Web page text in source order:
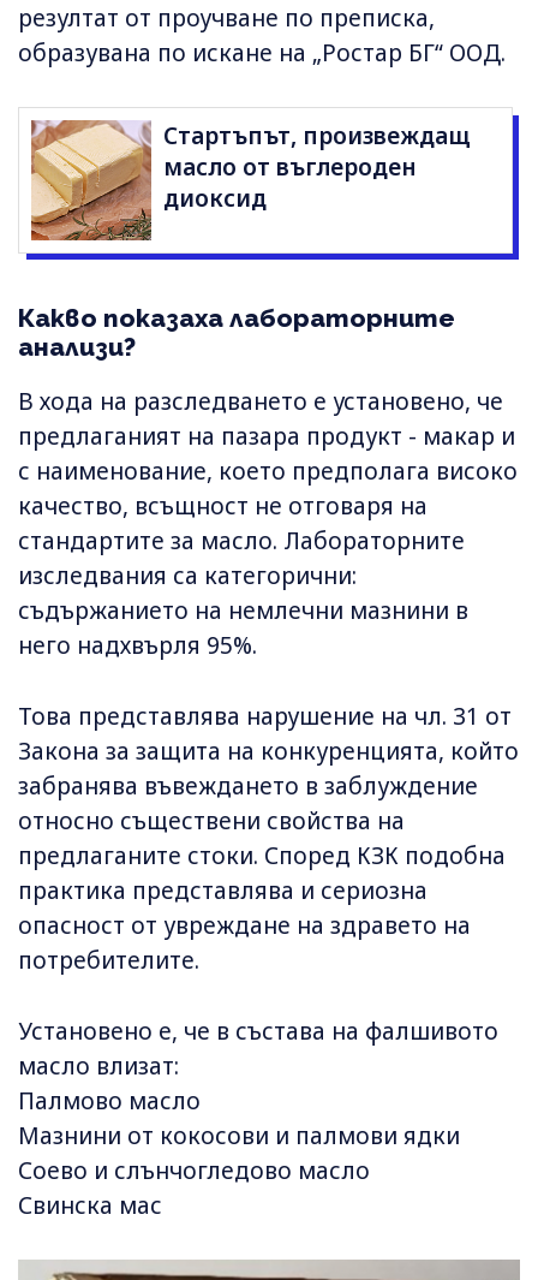
резултат от проучване по преписка,
образувана по искане на „Ростар БГ“ ООД.
Стартъпът, произвеждащ
масло от въглероден
диоксид
Какво показаха лабораторните
анализи?
В хода на разследването е установено, че
предлаганият на пазара продукт - макар и
с наименование, което предполага високо
качество, всъщност не отговаря на
стандартите за масло. Лабораторните
изследвания са категорични:
съдържанието на немлечни мазнини в
него надхвърля 95%.
Това представлява нарушение на чл. 31 от
Закона за защита на конкуренцията, който
забранява въвеждането в заблуждение
относно съществени свойства на
предлаганите стоки. Според КЗК подобна
практика представлява и сериозна
опасност от увреждане на здравето на
потребителите.
Установено е, че в състава на фалшивото
масло влизат:
Палмово масло
Мазнини от кокосови и палмови ядки
Соево и слънчогледово масло
Свинска мас